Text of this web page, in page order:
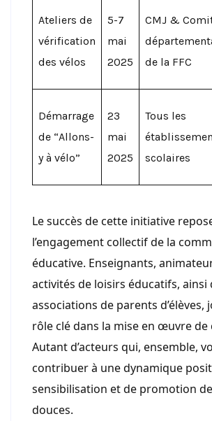
Ateliers de
vérification
des vélos
5-7
mai
2025
CMJ &
de la FFC
Démarrage
de “Allons-
y à vélo”
23
mai
2025
Tous les
scolaires
Le succès de cette initiative
l’engagement collectif de la
éducative. Enseignants,
activités de loisirs éducatifs, ainsi
associations de parents d’élèves,
rôle clé dans la mise en œuvre de
Autant d’acteurs qui, ensemble,
contribuer à une dynamique
sensibilisation et de promotion
douces.